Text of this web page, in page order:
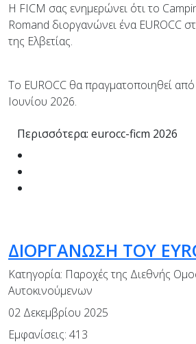
H FICM σας ενημερώνει ότι το
Romand διοργανώνει ένα EUROCC
της Ελβετίας.
Το EUROCC θα πραγματοποιηθεί από
Ιουνίου 2026.
Περισσότερα: eurocc-ficm 2026
ΔΙΟΡΓΑΝΩΣΗ ΤΟΥ
Κατηγορία: Παροχές της Διεθνής
Αυτοκινούμενων
02 Δεκεμβρίου 2025
Εμφανίσεις: 413